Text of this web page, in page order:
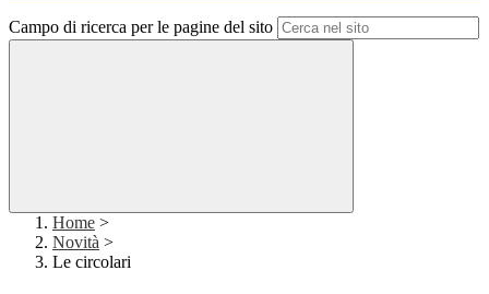
Campo di ricerca per le pagine del sito
Home >
Novità >
Le circolari